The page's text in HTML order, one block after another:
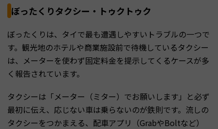
ぼったくりタクシー・トゥクトゥク
ぼったくりは、タイで最も遭遇しやすいトラブルの一つで
す。観光地のホテルや商業施設前で待機しているタクシー
は、メーターを使わず固定料金を提示してくるケースが多
く報告されています。
タクシーは「メーター（ミター）でお願いします」と必ず
最初に伝え、応じない車は乗らないのが鉄則です。流しの
タクシーをつかまえる、配車アプリ（GrabやBoltなど）